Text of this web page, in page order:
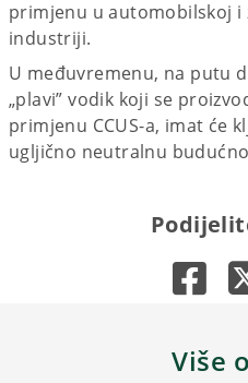
primjenu u automobilskoj i
industriji.
U međuvremenu, na putu
„plavi” vodik koji se
primjenu CCUS-a, imat će
ugljično neutralnu
Više